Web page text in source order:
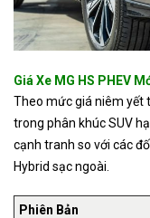
Giá Xe MG HS PHEV
Theo mức giá niêm yết
trong phân khúc SUV
cạnh tranh so với các
Hybrid sạc ngoài.
Phiên Bản